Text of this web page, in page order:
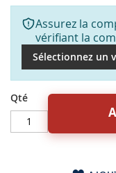
Assurez la
vérifiant la
Sélectionnez un
Qté